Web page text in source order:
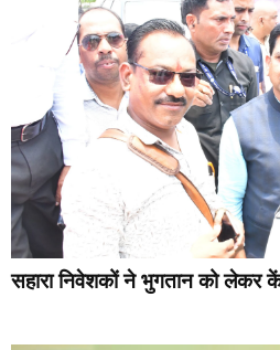
सहारा निवेशकों ने भुगतान को लेकर